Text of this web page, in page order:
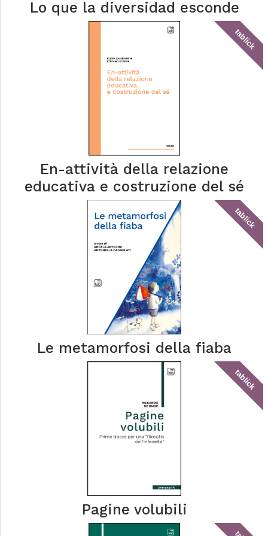
Lo que la diversidad esconde
tablick
En-attività della relazione
educativa e costruzione del sé
tablick
Le metamorfosi della fiaba
tablick
Pagine volubili